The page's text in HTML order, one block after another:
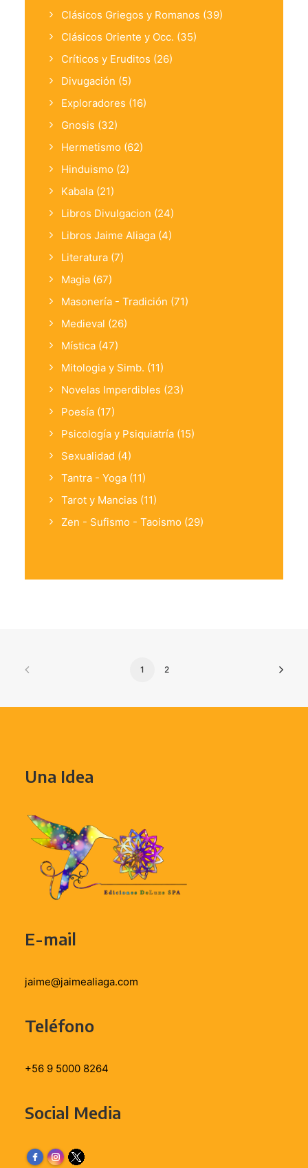
Clásicos Griegos y Romanos (39)
Clásicos Oriente y Occ. (35)
Críticos y Eruditos (26)
Divugación (5)
Exploradores (16)
Gnosis (32)
Hermetismo (62)
Hinduismo (2)
Kabala (21)
Libros Divulgacion (24)
Libros Jaime Aliaga (4)
Literatura (7)
Magia (67)
Masonería - Tradición (71)
Medieval (26)
Mística (47)
Mitologia y Simb. (11)
Novelas Imperdibles (23)
Poesía (17)
Psicología y Psiquiatría (15)
Sexualidad (4)
Tantra - Yoga (11)
Tarot y Mancias (11)
Zen - Sufismo - Taoismo (29)
1 2
Una Idea
E-mail
jaime@jaimealiaga.com
Teléfono
+56 9 5000 8264
Social Media